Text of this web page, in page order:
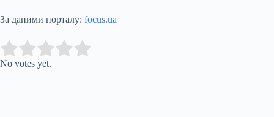
За даними порталу: focus.ua
Rate this item:
No votes yet.